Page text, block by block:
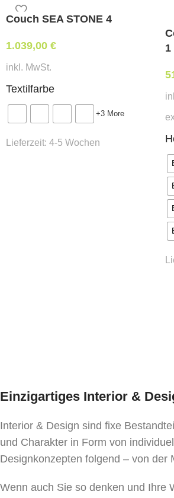
Couch SEA STONE 4
1.039,00 €
inkl. MwSt.
Textilfarbe
+3 More
Lieferzeit: 4-5 Wochen
1
Einzigartiges Interior &
Interior & Design sind fixe
und Charakter in Form von
Designkonzepten folgend – von der
Wenn auch Sie so denken und Ihre